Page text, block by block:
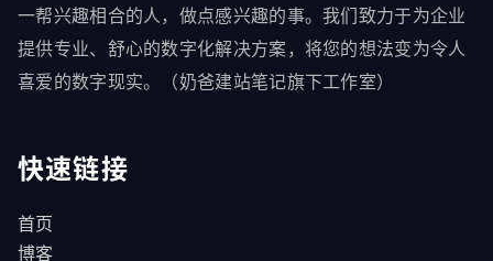
一帮兴趣相合的人，做点感兴趣的事。我们致力于为企业
提供专业、舒心的数字化解决方案，将您的想法变为令人
喜爱的数字现实。（奶爸建站笔记旗下工作室）
快速链接
首页
博客